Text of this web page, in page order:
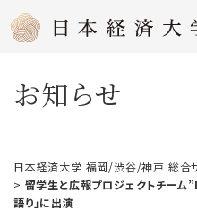
お知らせ
日本経済大学 福岡/渋谷/神戸 総合
> 留学生と広報プロジェクトチー
語り」に出演